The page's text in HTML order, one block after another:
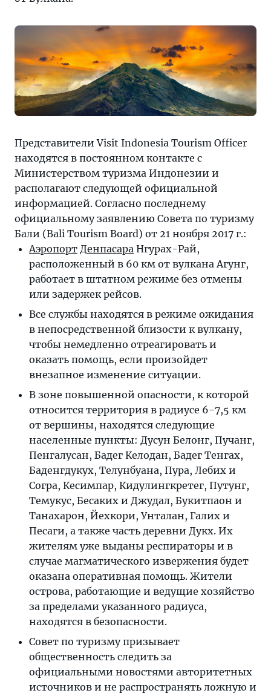
на
«Тонкостей».
Представители Visit Indonesia Tourism Officer
находятся в постоянном контакте с
Министерством туризма Индонезии и
располагают следующей официальной
информацией. Согласно последнему
официальному заявлению Совета по туризму
Бали (Bali Tourism Board) от 21 ноября 2017 г.:
Аэропорт Денпасара Нгурах-Рай,
расположенный в 60 км от вулкана Агунг,
работает в штатном режиме без отмены
или задержек рейсов.
Все службы находятся в режиме ожидания
в непосредственной близости к вулкану,
чтобы немедленно отреагировать и
оказать помощь, если произойдет
внезапное изменение ситуации.
В зоне повышенной опасности, к которой
относится территория в радиусе 6-7,5 км
от вершины, находятся следующие
населенные пункты: Дусун Белонг, Пучанг,
Пенгалусан, Бадег Келодан, Бадег Тенгах,
Баденгдукух, Телунбуана, Пура, Лебих и
Согра, Кесимпар, Кидулингкретег, Путунг,
Темукус, Бесаких и Джудал, Букитпаон и
Танахарон, Йехкори, Унталан, Галих и
Песаги, а также часть деревни Дукх. Их
жителям уже выданы респираторы и в
случае магматического извержения будет
оказана оперативная помощь. Жители
острова, работающие и ведущие хозяйство
за пределами указанного радиуса,
находятся в безопасности.
Совет по туризму призывает
общественность следить за
официальными новостями авторитетных
источников и не распространять ложную и